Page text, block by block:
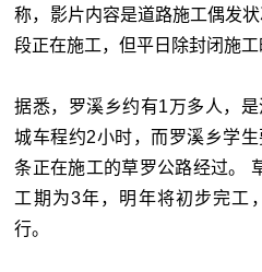
称，影片内容是道路施工偶发
段正在施工，但平日除封闭施工
据悉，罗溪乡约有1万多人，
城车程约2小时，而罗溪乡学
条正在施工的草罗公路经过。
工期为3年，明年将初步完工
行。